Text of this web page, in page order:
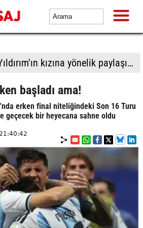
Aziz Yıldırım'ın kızına yönelik paylaşımlar yapan kişiye ev hapsi
başladı ama!
erken final niteliğindeki Son 16 Turu
geçecek bir heyecana sahne oldu